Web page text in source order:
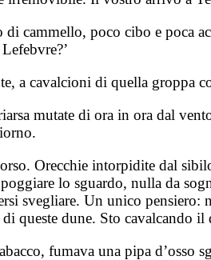
cammello, poco cibo e poca
a cavalcioni di quella groppa
mutate di ora in ora dal
Orecchie intorpidite dal
lo sguardo, nulla da
svegliare. Un unico
queste dune. Sto cavalcando il
fumava una pipa d’osso